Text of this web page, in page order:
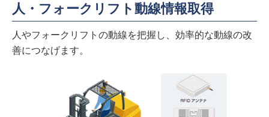
人・フォークリフト動線情報取得
人やフォークリフトの動線を把握し、効率的な動線の改
善につなげます。